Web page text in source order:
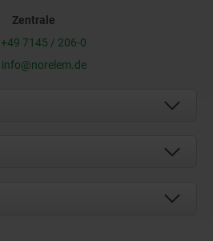
Zentrale
+49 7145 / 206-0
info@norelem.de